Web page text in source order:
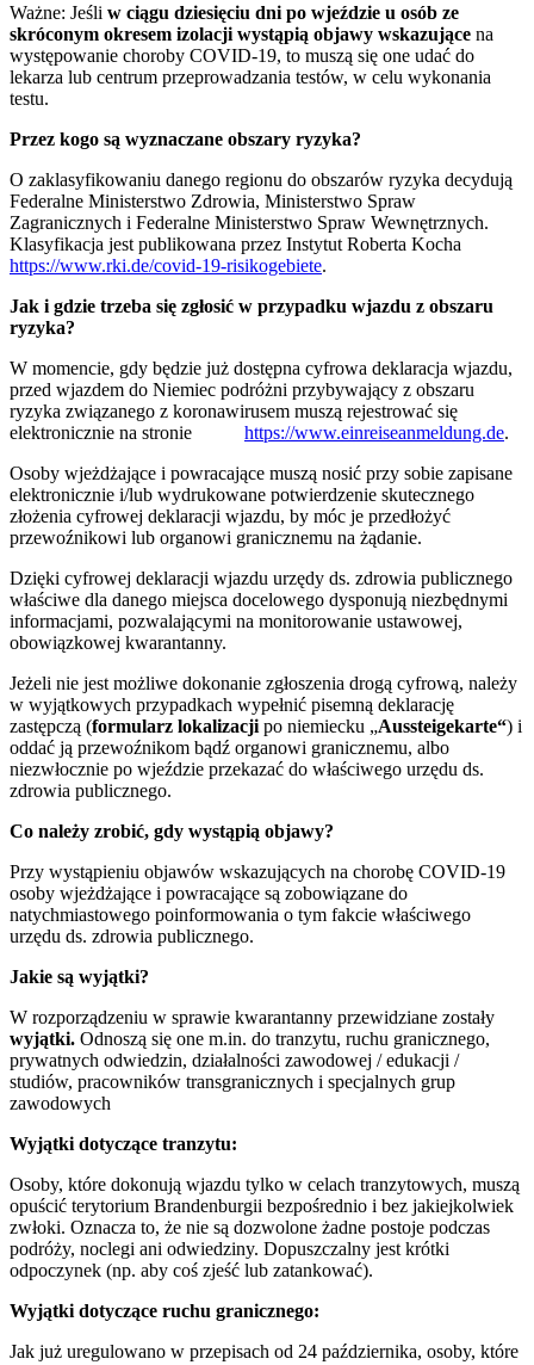
Ważne: Jeśli w ciągu dziesięciu dni po wjeździe u osób ze
skróconym okresem izolacji wystąpią objawy wskazujące na
występowanie choroby COVID-19, to muszą się one udać do
lekarza lub centrum przeprowadzania testów, w celu wykonania
testu.
Przez kogo są wyznaczane obszary ryzyka?
O zaklasyfikowaniu danego regionu do obszarów ryzyka decydują
Federalne Ministerstwo Zdrowia, Ministerstwo Spraw
Zagranicznych i Federalne Ministerstwo Spraw Wewnętrznych.
Klasyfikacja jest publikowana przez Instytut Roberta Kocha
https://www.rki.de/covid-19-risikogebiete.
Jak i gdzie trzeba się zgłosić w przypadku wjazdu z obszaru
ryzyka?
W momencie, gdy będzie już dostępna cyfrowa deklaracja wjazdu,
przed wjazdem do Niemiec podróżni przybywający z obszaru
ryzyka związanego z koronawirusem muszą rejestrować się
elektronicznie na stronie https://www.einreiseanmeldung.de.
Osoby wjeżdżające i powracające muszą nosić przy sobie zapisane
elektronicznie i/lub wydrukowane potwierdzenie skutecznego
złożenia cyfrowej deklaracji wjazdu, by móc je przedłożyć
przewoźnikowi lub organowi granicznemu na żądanie.
Dzięki cyfrowej deklaracji wjazdu urzędy ds. zdrowia publicznego
właściwe dla danego miejsca docelowego dysponują niezbędnymi
informacjami, pozwalającymi na monitorowanie ustawowej,
obowiązkowej kwarantanny.
Jeżeli nie jest możliwe dokonanie zgłoszenia drogą cyfrową, należy
w wyjątkowych przypadkach wypełnić pisemną deklarację
zastępczą (formularz lokalizacji po niemiecku „Aussteigekarte“) i
oddać ją przewoźnikom bądź organowi granicznemu, albo
niezwłocznie po wjeździe przekazać do właściwego urzędu ds.
zdrowia publicznego.
Co należy zrobić, gdy wystąpią objawy?
Przy wystąpieniu objawów wskazujących na chorobę COVID-19
osoby wjeżdżające i powracające są zobowiązane do
natychmiastowego poinformowania o tym fakcie właściwego
urzędu ds. zdrowia publicznego.
Jakie są wyjątki?
W rozporządzeniu w sprawie kwarantanny przewidziane zostały
wyjątki. Odnoszą się one m.in. do tranzytu, ruchu granicznego,
prywatnych odwiedzin, działalności zawodowej / edukacji /
studiów, pracowników transgranicznych i specjalnych grup
zawodowych
Wyjątki dotyczące tranzytu:
Osoby, które dokonują wjazdu tylko w celach tranzytowych, muszą
opuścić terytorium Brandenburgii bezpośrednio i bez jakiejkolwiek
zwłoki. Oznacza to, że nie są dozwolone żadne postoje podczas
podróży, noclegi ani odwiedziny. Dopuszczalny jest krótki
odpoczynek (np. aby coś zjeść lub zatankować).
Wyjątki dotyczące ruchu granicznego:
Jak już uregulowano w przepisach od 24 października, osoby, które